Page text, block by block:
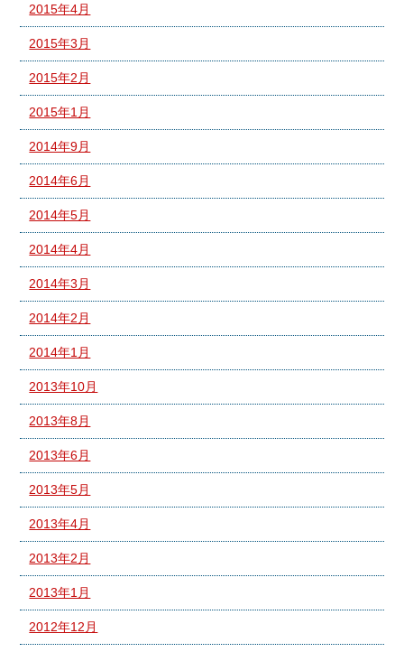
2015年4月
2015年3月
2015年2月
2015年1月
2014年9月
2014年6月
2014年5月
2014年4月
2014年3月
2014年2月
2014年1月
2013年10月
2013年8月
2013年6月
2013年5月
2013年4月
2013年2月
2013年1月
2012年12月